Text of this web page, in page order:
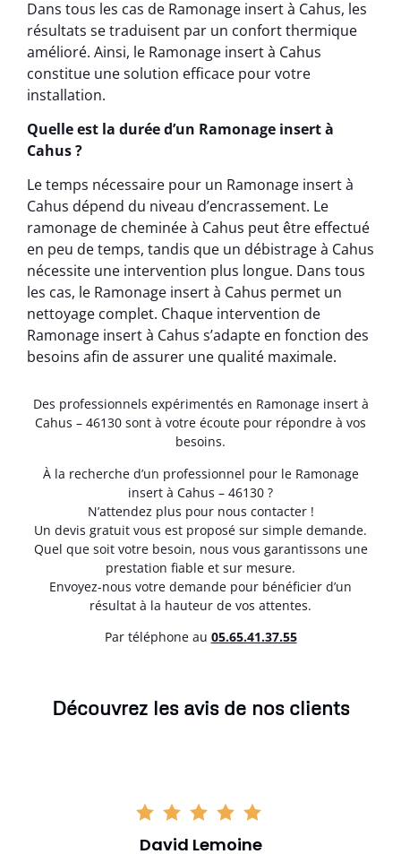
Dans tous les cas de Ramonage insert à Cahus, les
résultats se traduisent par un confort thermique
amélioré. Ainsi, le Ramonage insert à Cahus
constitue une solution efficace pour votre
installation.
Quelle est la durée d’un Ramonage insert à
Cahus ?
Le temps nécessaire pour un Ramonage insert à
Cahus dépend du niveau d’encrassement. Le
ramonage de cheminée à Cahus peut être effectué
en peu de temps, tandis que un débistrage à Cahus
nécessite une intervention plus longue. Dans tous
les cas, le Ramonage insert à Cahus permet un
nettoyage complet. Chaque intervention de
Ramonage insert à Cahus s’adapte en fonction des
besoins afin de assurer une qualité maximale.
Des professionnels expérimentés en Ramonage insert à
Cahus – 46130 sont à votre écoute pour répondre à vos
besoins.
À la recherche d’un professionnel pour le Ramonage
insert à Cahus – 46130 ?
N’attendez plus pour nous contacter !
Un devis gratuit vous est proposé sur simple demande.
Quel que soit votre besoin, nous vous garantissons une
prestation fiable et sur mesure.
Envoyez-nous votre demande pour bénéficier d’un
résultat à la hauteur de vos attentes.
Par téléphone au 05.65.41.37.55
Découvrez les avis de nos clients
David Lemoine